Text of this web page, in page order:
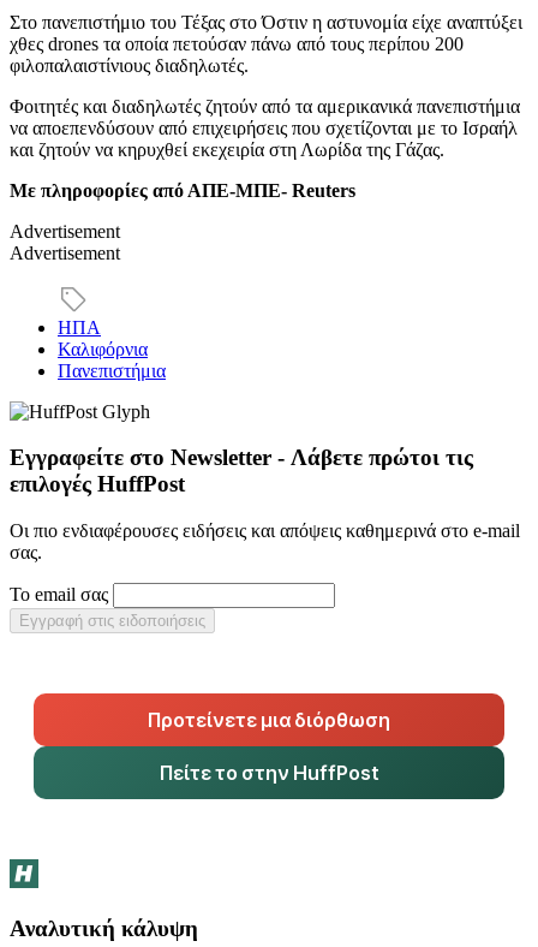
Στο πανεπιστήμιο του Τέξας στο Όστιν η αστυνομία είχε αναπτύξει
χθες drones τα οποία πετούσαν πάνω από τους περίπου 200
φιλοπαλαιστίνιους διαδηλωτές.
Φοιτητές και διαδηλωτές ζητούν από τα αμερικανικά πανεπιστήμια
να αποεπενδύσουν από επιχειρήσεις που σχετίζονται με το Ισραήλ
και ζητούν να κηρυχθεί εκεχειρία στη Λωρίδα της Γάζας.
Με πληροφορίες από ΑΠΕ-ΜΠΕ- Reuters
Advertisement
Advertisement
ΗΠΑ
Καλιφόρνια
Πανεπιστήμια
Εγγραφείτε στο Newsletter - Λάβετε πρώτοι τις
επιλογές HuffPost
Οι πιο ενδιαφέρουσες ειδήσεις και απόψεις καθημερινά στο e-mail
σας.
Το email σας
Εγγραφή στις ειδοποιήσεις
Προτείνετε μια διόρθωση
Πείτε το στην HuffPost
Αναλυτική κάλυψη